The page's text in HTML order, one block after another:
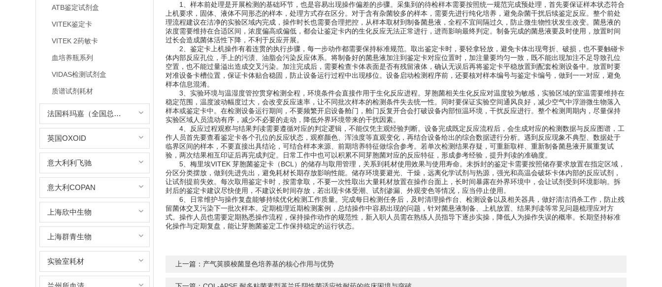
ATB鉴定试剂盒
VITEK鉴定卡
VITEK 2药敏卡
血培养瓶系列
VIDAS检测试剂盒
质谱试剂耗材
法国科玛嘉（全国总代理）
英国OXOID
意大利利飞驰
意大利COPAN
上海欣中生物
上海群青生物
实验室耗材
1、样本前处理是开展检测的基础环节，也是容易出现操作偏差的步骤。采集到的待检样本需要按照统一规范完成预处理，首先要保证样本状态符合
上机要求，固体、液体不同形态的样本，处理方式存在区分。对于含有杂菌较多的样本，需要先进行纯化培养，避免杂菌干扰后续鉴定反应。整个前处
理流程建议在洁净的实验区域内完成，操作时长也需要合理把控，从样本取材到制备菌悬液，全程不宜间隔过久，防止微生物性状发生改变。菌悬液的
浓度需要维持在合适区间，浓度偏高或偏低，都会让鉴定卡内的生化反应无法正常进行，进而影响最终判定。制备完成的菌悬液要及时使用，放置时间
过长会造成菌体活性下降，不利于反应开展。
2、鉴定卡上机操作有着连贯的执行步骤，每一步动作都需要保持标准规范。取出鉴定卡时，要轻拿轻放，避免卡体出现弯折、破损，也不要触碰卡
体内部反应孔位，手上的污渍、油脂会污染反应体系。将制备好的菌悬液加注到鉴定卡对应位置时，加注量要均匀一致，既不能出现加注不足导致孔位
空置，也不能过量溢出造成交叉污染。加注完成后，需要检查卡体表面是否有残留液体，确认无误后再将鉴定卡平稳放置到配套检测设备中。放置时要
对准设备卡槽位置，保证卡体贴合稳固，防止设备运行过程中出现移位。设备启动检测程序前，还要核对样本编号与鉴定卡编号，做到一一对应，避免
样本信息混淆。
3、实验环境与温湿度管控贯穿检测全程，环境条件会直接作用于生化反应进程。芽胞菌相关生化反应对温度较为敏感，实验区域的室温需要维持在
稳定范围，温度波动幅度过大，会改变反应速率，让不同批次样本的检测条件失去统一性。同时要保证实验空间通风良好，减少空气中浮游微生物落入
样本或鉴定卡中。在检测设备运行期间，不要频繁开启设备舱门，舱门反复开合会打破设备内部恒温环境，干扰反应进行。整个检测周期内，尽量保持
实验区域人员流动有序，减少不必要的走动，降低外界环境带来的干扰因素。
4、反应过程观察与结果判读需要遵循对应的判定逻辑，不能仅凭主观经验判断。设备完成既定反应流程后，会生成对应的检测数据与反应图谱，工
作人员首先要查看鉴定卡各个孔位的反应状态，观察颜色、浑浊度等直观变化，再结合设备给出的综合数据进行分析。遇到反应现象不典型、数据处于
临界区间的样本，不要直接出具结论，可结合样本来源、前期培养特征做综合参考。若单次检测结果存疑，可重新取样、重新制备菌悬液开展重复试
验，两次结果相互印证后再完成判定。日常工作中也可以积累不同芽胞菌对应的反应特征，形成参考经验，提升判读的准确度。
5、梅里埃VITEK 芽胞菌鉴定卡（BCL）的储存与取用管理，关系到耗材使用效果与使用寿命。未拆封的鉴定卡需要按照储存要求放置在指定区域，
分区分类摆放，做到先进先出，避免耗材长期存放影响性能。储存环境要避光、干燥，远离化学试剂与热源，强光和高温会破坏卡体内部的反应试剂，
让试剂提前失效。每次取用鉴定卡时，按需拿取，不要一次性取出大量耗材放置在操作台面上，长时间暴露在外界环境中，会让试剂受到环境影响。拆
封后的鉴定卡建议尽快使用，不建议长时间存放，若出现卡体受潮、试剂渗漏、外观变色等情况，应当停止使用。
6、日常维护与操作复盘能够持续优化检测工作质量。完成每日检测任务后，及时清理操作台、检测设备以及相关器具，做好清洁消杀工作，防止残
留菌体交叉污染下一批次样本。定期梳理近期检测案例，总结操作中容易出现的问题，针对菌悬液制备、上机放置、结果判读等常见问题梳理应对方
式。操作人员也需要定期熟悉操作流程，保持操作动作的规范性，新入职人员需在熟练人员指导下逐步实操，降低人为操作失误的概率。长期坚持标准
化操作与定期复盘，能让芽胞菌鉴定工作保持稳定的运行状态。
上一篇： 产气荚膜梭菌显色培养基的核心作用与优势